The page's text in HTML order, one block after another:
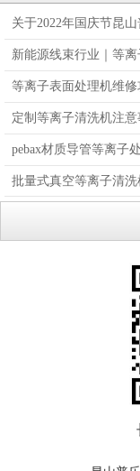
PLAUX-
关于2022年国庆节昆
新能源线束行业｜等
等离子表面处理机维
定制等离子清洗机注意
pebax材质导管等离子
批量式真空等离子清